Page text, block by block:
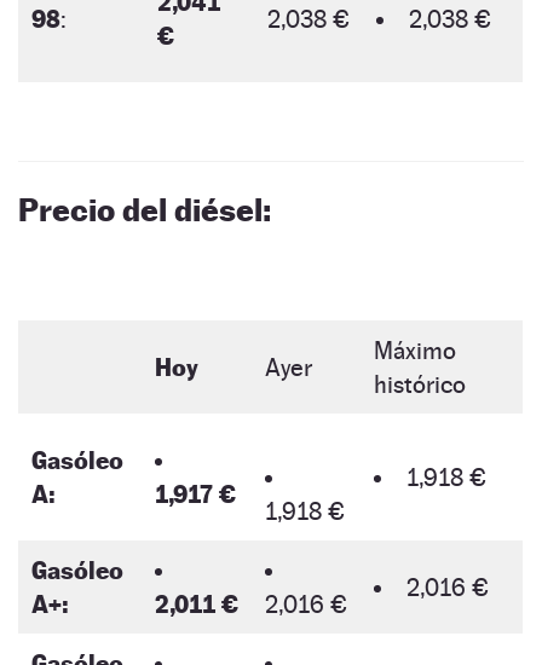
98:
€
2,038 € 2,038 €
Precio del diésel:
Hoy Ayer
Máximo
histórico
Gasóleo
A:
1,917 €
1,918 €
1,918 €
Gasóleo
A+:
2,011 € 2,016 €
2,016 €